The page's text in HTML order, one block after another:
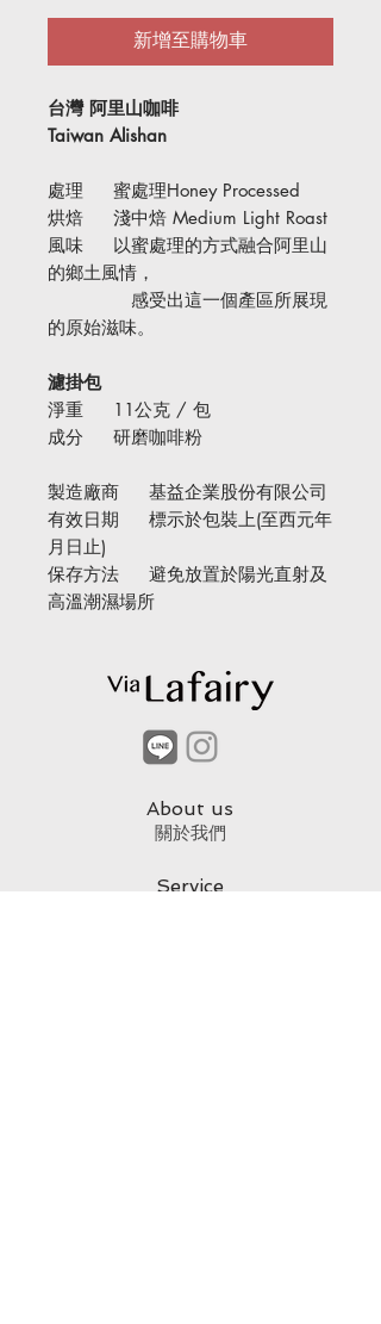
新增至購物車
台灣 阿里山咖啡
Taiwan Alishan
處理 蜜處理Honey Processed
烘焙 淺中焙 Medium Light Roast
風味 以蜜處理的方式融合阿里山
的鄉土風情，
感受出這一個產區所展現
的原始滋味。
濾掛包
淨重 11公克 / 包
成分 研磨咖啡粉
製造廠商 基益企業股份有限公司
有效日期 標示於包裝上(至西元年
月日止)
保存方法 避免放置於陽光直射及
高溫潮濕場所
About us
​關於我們
Service